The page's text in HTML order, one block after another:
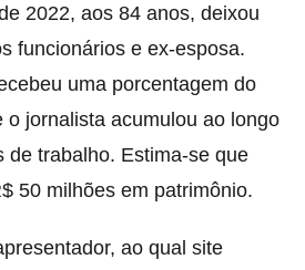
2022, aos 84 anos, deixou
funcionários e ex-esposa.
uma porcentagem do
o jornalista acumulou ao longo
de trabalho. Estima-se que
50 milhões em patrimônio.
ao qual site